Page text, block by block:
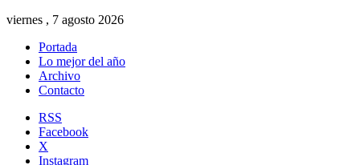
viernes , 7 agosto 2026
Portada
Lo mejor del año
Archivo
Contacto
RSS
Facebook
X
Instagram